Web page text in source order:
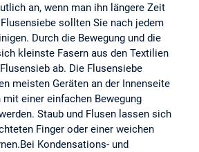
an, wenn man ihn längere Zeit
sollten Sie nach jedem
Durch die Bewegung und die
kleinste Fasern aus den Textilien
ab. Die Flusensiebe
meisten Geräten an der Innenseite
mit einer einfachen Bewegung
Staub und Flusen lassen sich
Finger oder einer weichen
Kondensations- und